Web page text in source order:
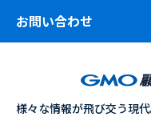
お問い合わせ
様々な情報が飛び交う現